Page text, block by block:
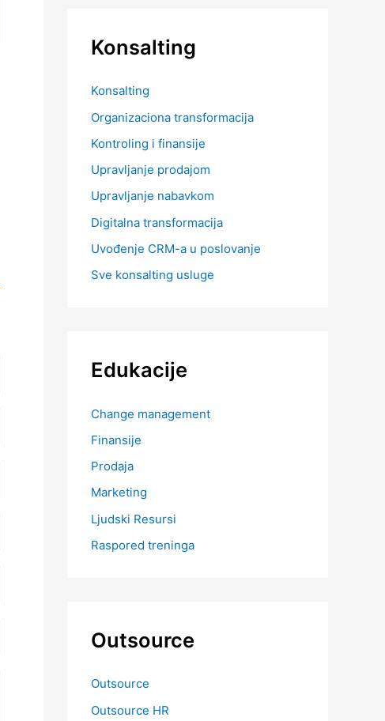
Konsalting
Konsalting
Organizaciona transformacija
Kontroling i finansije
Upravljanje prodajom
Upravljanje nabavkom
Digitalna transformacija
Uvođenje CRM-a u poslovanje
Sve konsalting usluge
Edukacije
Change management
Finansije
Prodaja
Marketing
Ljudski Resursi
Raspored treninga
Outsource
Outsource
Outsource HR